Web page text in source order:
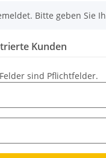
Bitte geben Sie
Kunden
sind Pflichtfelder.